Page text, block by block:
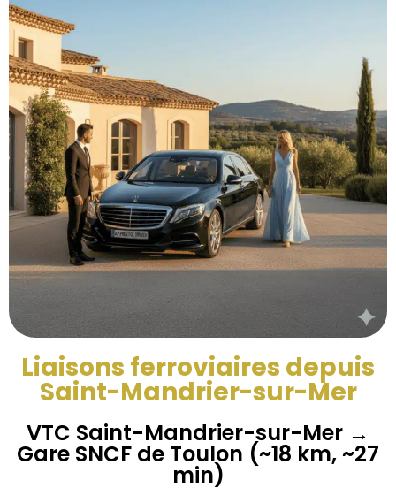
Liaisons ferroviaires depuis
Saint-Mandrier-sur-Mer
VTC Saint-Mandrier-sur-Mer →
Gare SNCF de Toulon (~18 km, ~27
min)